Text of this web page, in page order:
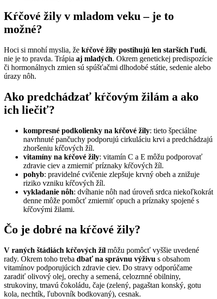
Kŕčové žily v mladom veku – je to
možné?
Hoci si mnohí myslia, že kŕčové žily postihujú len starších ľudí,
nie je to pravda. Trápia aj mladých. Okrem genetickej predispozície
či hormonálnych zmien sú spúšťačmi dlhodobé státie, sedenie alebo
úrazy nôh.
Ako predchádzať kŕčovým žilám a ako
ich liečiť?
kompresné podkolienky na kŕčové žily: tieto špeciálne
navrhnuté pančuchy podporujú cirkuláciu krvi a predchádzajú
zhoršeniu kŕčových žíl.
vitamíny na kŕčové žily: vitamín C a E môžu podporovať
zdravie ciev a zmierniť príznaky kŕčových žíl.
pohyb: pravidelné cvičenie zlepšuje krvný obeh a znižuje
riziko vzniku kŕčových žíl.
vykladanie nôh: dvíhanie nôh nad úroveň srdca niekoľkokrát
denne môže pomôcť zmierniť opuch a príznaky spojené s
kŕčovými žilami.
Čo je dobré na kŕčové žily?
V raných štádiách kŕčových žíl môžu pomôcť vyššie uvedené
rady. Okrem toho treba dbať na správnu výživu s obsahom
vitamínov podporujúcich zdravie ciev. Do stravy odporúčame
zaradiť olivový olej, orechy a semená, celozrnné obilniny,
strukoviny, tmavú čokoládu, čaje (zelený, pagaštan konský, gotu
kola, nechtík, ľubovník bodkovaný), cesnak.